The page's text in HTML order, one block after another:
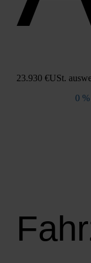
23.930 €USt.
0